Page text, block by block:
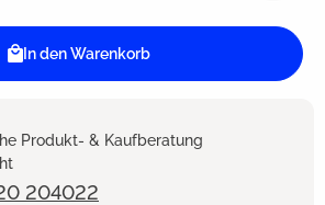
In den Warenkorb
Produkt- & Kaufberatung
204022